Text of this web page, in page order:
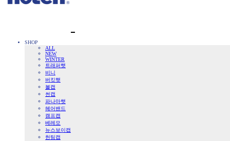
SHOP
ALL
NEW
WINTER
트래퍼햇
비니
버킷햇
볼캡
썬캡
파나마햇
헤어밴드
캠프캡
베레모
뉴스보이캡
헌팅캡